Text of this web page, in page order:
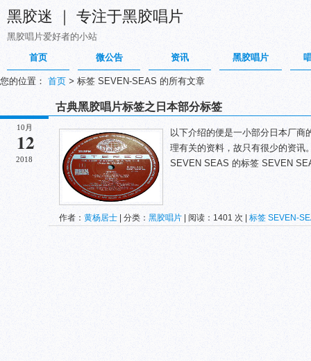
黑胶迷 ｜ 专注于黑胶唱片
黑胶唱片爱好者的小站
首页
微公告 资讯 黑胶唱片
您的位置： 首页 > 标签 SEVEN-SEAS 的所有文章
10月
12
2018
古典黑胶唱片标签之日本部分标签
以下介绍的便是一小部分日本厂商
理有关的资料，故只有很少的资讯
SEVEN SEAS 的标签 SEVEN
作者： 黄杨居士 | 分类： 黑胶唱片 | 阅读：1401 次 | 标签 SEVEN-